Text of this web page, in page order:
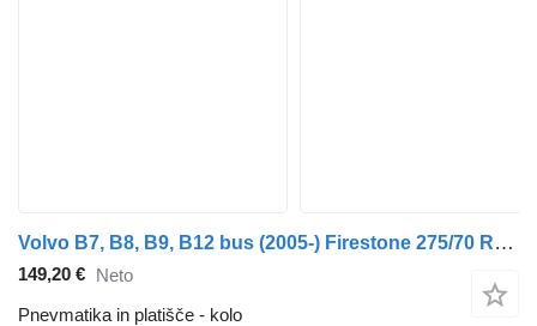
Volvo B7, B8, B9, B12 bus (2005-) Firestone 275/70 R22.5
149,20 € Neto
Pnevmatika in platišče - kolo